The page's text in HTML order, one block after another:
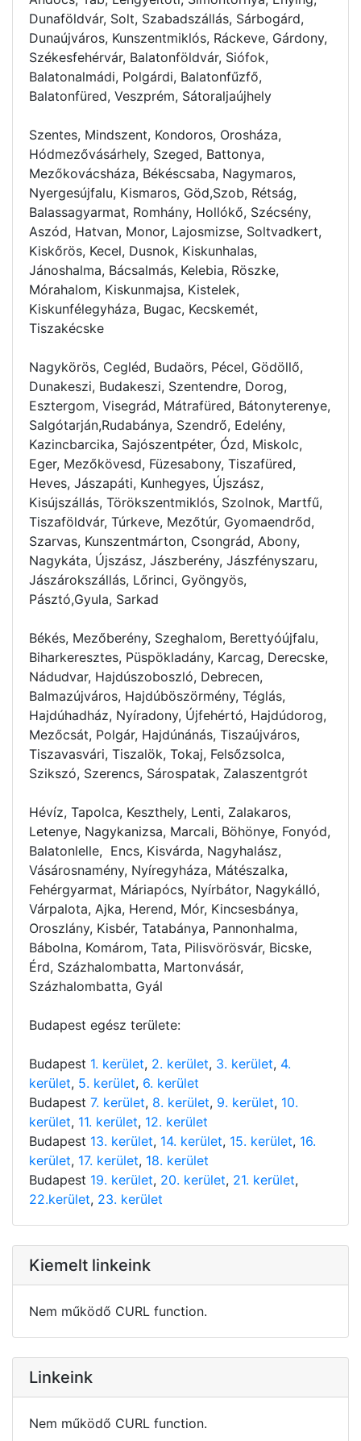
Dunaföldvár, Solt, Szabadszállás, Sárbogárd,
Dunaújváros, Kunszentmiklós, Ráckeve, Gárdony,
Székesfehérvár, Balatonföldvár, Siófok,
Balatonalmádi, Polgárdi, Balatonfűzfő,
Balatonfüred, Veszprém, Sátoraljaújhely
Szentes, Mindszent, Kondoros, Orosháza,
Hódmezővásárhely, Szeged, Battonya,
Mezőkovácsháza, Békéscsaba, Nagymaros,
Nyergesújfalu, Kismaros, Göd,Szob, Rétság,
Balassagyarmat, Romhány, Hollókő, Szécsény,
Aszód, Hatvan, Monor, Lajosmizse, Soltvadkert,
Kiskőrös, Kecel, Dusnok, Kiskunhalas,
Jánoshalma, Bácsalmás, Kelebia, Röszke,
Mórahalom, Kiskunmajsa, Kistelek,
Kiskunfélegyháza, Bugac, Kecskemét,
Tiszakécske
Nagykörös, Cegléd, Budaörs, Pécel, Gödöllő,
Dunakeszi, Budakeszi, Szentendre, Dorog,
Esztergom, Visegrád, Mátrafüred, Bátonyterenye,
Salgótarján,Rudabánya, Szendrő, Edelény,
Kazincbarcika, Sajószentpéter, Ózd, Miskolc,
Eger, Mezőkövesd, Füzesabony, Tiszafüred,
Heves, Jászapáti, Kunhegyes, Újszász,
Kisújszállás, Törökszentmiklós, Szolnok, Martfű,
Tiszaföldvár, Túrkeve, Mezőtúr, Gyomaendrőd,
Szarvas, Kunszentmárton, Csongrád, Abony,
Nagykáta, Újszász, Jászberény, Jászfényszaru,
Jászárokszállás, Lőrinci, Gyöngyös,
Pásztó,Gyula, Sarkad
Békés, Mezőberény, Szeghalom, Berettyóújfalu,
Biharkeresztes, Püspökladány, Karcag, Derecske,
Nádudvar, Hajdúszoboszló, Debrecen,
Balmazújváros, Hajdúböszörmény, Téglás,
Hajdúhadház, Nyíradony, Újfehértó, Hajdúdorog,
Mezőcsát, Polgár, Hajdúnánás, Tiszaújváros,
Tiszavasvári, Tiszalök, Tokaj, Felsőzsolca,
Szikszó, Szerencs, Sárospatak, Zalaszentgrót
Hévíz, Tapolca, Keszthely, Lenti, Zalakaros,
Letenye, Nagykanizsa, Marcali, Böhönye, Fonyód,
Balatonlelle, Encs, Kisvárda, Nagyhalász,
Vásárosnamény, Nyíregyháza, Mátészalka,
Fehérgyarmat, Máriapócs, Nyírbátor, Nagykálló,
Várpalota, Ajka, Herend, Mór, Kincsesbánya,
Oroszlány, Kisbér, Tatabánya, Pannonhalma,
Bábolna, Komárom, Tata, Pilisvörösvár, Bicske,
Érd, Százhalombatta, Martonvásár,
Százhalombatta, Gyál
Budapest egész területe:
Budapest 1. kerület, 2. kerület, 3. kerület, 4.
kerület, 5. kerület, 6. kerület
Budapest 7. kerület, 8. kerület, 9. kerület, 10.
kerület, 11. kerület, 12. kerület
Budapest 13. kerület, 14. kerület, 15. kerület, 16.
kerület, 17. kerület, 18. kerület
Budapest 19. kerület, 20. kerület, 21. kerület,
22.kerület, 23. kerület
Kiemelt linkeink
Nem működő CURL function.
Linkeink
Nem működő CURL function.